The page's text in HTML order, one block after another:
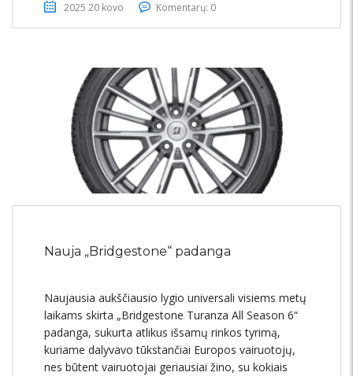
2025 20 kovo Komentarų: 0
Nauja „Bridgestone“ padanga
Naujausia aukščiausio lygio universali visiems metų
laikams skirta „Bridgestone Turanza All Season 6“
padanga, sukurta atlikus išsamų rinkos tyrimą,
kuriame dalyvavo tūkstančiai Europos vairuotojų,
nes būtent vairuotojai geriausiai žino, su kokiais